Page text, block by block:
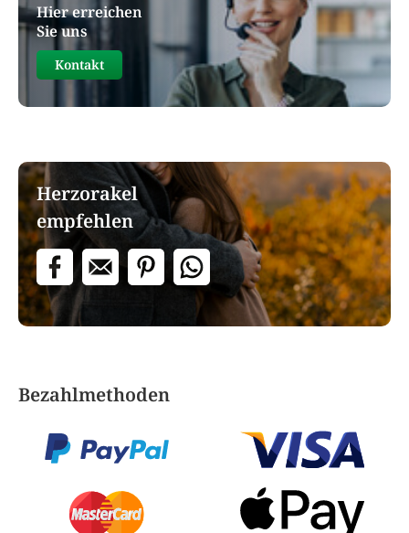
Hier erreichen
Sie uns
Kontakt
Herzorakel
empfehlen
Bezahlmethoden